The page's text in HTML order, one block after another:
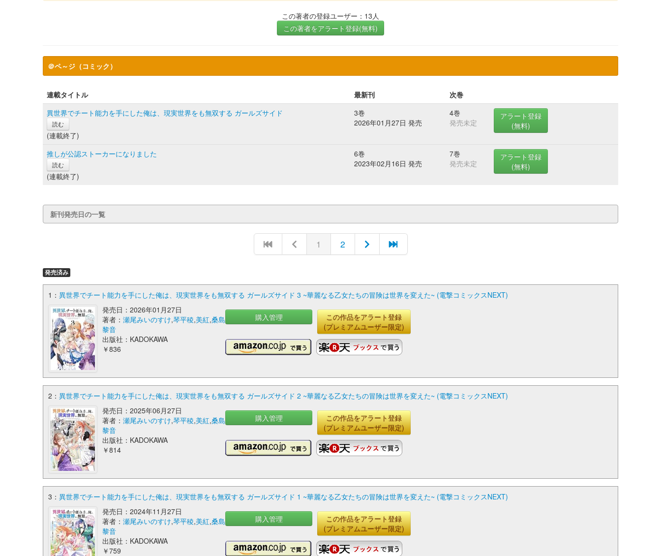
この著者の登録ユーザー：13人
この著者をアラート登録(無料)
＠ペ～ジ（コミック）
連載タイトル 最新刊
次巻
異世界でチート能力を手にした俺は、現実世界をも無双する ガールズサイド
読む
(連載終了)
3巻
2026年01月27日 発売
4巻
発売未定
アラート登録
(無料)
推しが公認ストーカーになりました
読む
(連載終了)
6巻
2023年02月16日 発売
7巻
発売未定
アラート登録
(無料)
新刊発売日の一覧
1 2
発売済み
1： 異世界でチート能力を手にした俺は、現実世界をも無双する ガールズサイド 3 ~華麗なる乙女たちの冒険は世界を変えた~ (電撃コミックスNEXT)
発売日：2026年01月27日
著者：瀬尾みいのすけ,琴平稜,美紅,桑島
黎音
出版社：KADOKAWA
￥836
購入管理
この作品をアラート登録
(プレミアムユーザー限定)
2： 異世界でチート能力を手にした俺は、現実世界をも無双する ガールズサイド 2 ~華麗なる乙女たちの冒険は世界を変えた~ (電撃コミックスNEXT)
発売日：2025年06月27日
著者：瀬尾みいのすけ,琴平稜,美紅,桑島
黎音
出版社：KADOKAWA
￥814
購入管理
この作品をアラート登録
(プレミアムユーザー限定)
3： 異世界でチート能力を手にした俺は、現実世界をも無双する ガールズサイド 1 ~華麗なる乙女たちの冒険は世界を変えた~ (電撃コミックスNEXT)
発売日：2024年11月27日
著者：瀬尾みいのすけ,琴平稜,美紅,桑島
黎音
出版社：KADOKAWA
￥759
購入管理
この作品をアラート登録
(プレミアムユーザー限定)